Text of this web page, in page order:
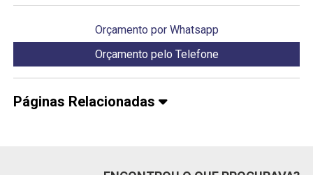
Orçamento por Whatsapp
Orçamento pelo Telefone
Páginas Relacionadas